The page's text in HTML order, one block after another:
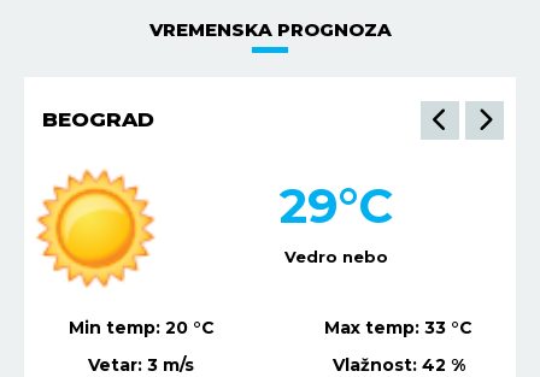
VREMENSKA PROGNOZA
BEOGRAD
Vedro nebo
29°C
Min temp: 20 °C Max temp:33 °C
Vetar:3 m/s Vlažnost: 42 %